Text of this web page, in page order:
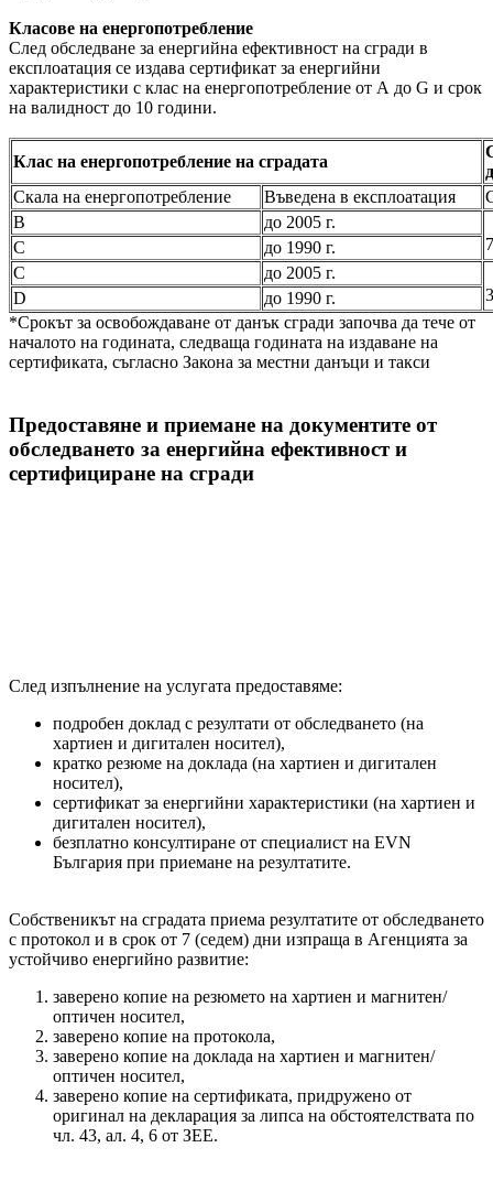
Класове на енергопотребление
След обследване за енергийна ефективност на сгради в
експлоатация се издава сертификат за енергийни
характеристики с клас на енергопотребление от А до G и срок
на валидност до 10 години.
Клас на енергопотребление на сградата
Скала на енергопотребление
Въведена в експлоатация
B
до 2005 г.
C
до 1990 г.
C
до 2005 г.
D
до 1990 г.
*Срокът за освобождаване от данък сгради започва да тече от
началото на годината, следваща годината на издаване на
сертификата, съгласно Закона за местни данъци и такси
Предоставяне и приемане на документите от
обследването за енергийна ефективност и
сертифициране на сгради
След изпълнение на услугата предоставяме:
подробен доклад с резултати от обследването (на
хартиен и дигитален носител),
кратко резюме на доклада (на хартиен и дигитален
носител),
сертификат за енергийни характеристики (на хартиен и
дигитален носител),
безплатно консултиране от специалист на EVN
България при приемане на резултатите.
Собственикът на сградата приема резултатите от обследването
с протокол и в срок от 7 (седем) дни изпраща в Агенцията за
устойчиво енергийно развитие:
заверено копие на резюмето на хартиен и магнитен/
оптичен носител,
заверено копие на протокола,
заверено копие на доклада на хартиен и магнитен/
оптичен носител,
заверено копие на сертификата, придружено от
оригинал на декларация за липса на обстоятелствата по
чл. 43, ал. 4, 6 от ЗЕЕ.